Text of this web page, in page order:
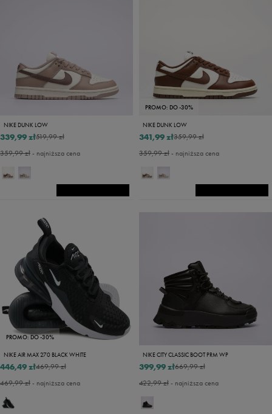
NIKE DUNK LOW
519,99 zł
339,99 zł
359,99 zł- najniższa cena
PROMO: DO -30%
NIKE DUNK LOW
359,99 zł
341,99 zł
359,99 zł- najniższa cena
PROMO: DO -30%
NIKE AIR MAX 270 BLACK WHITE
469,99 zł
446,49 zł
469,99 zł- najniższa cena
NIKE CITY CLASSIC BOOT PRM WP
669,99 zł
399,99 zł
422,99 zł- najniższa cena